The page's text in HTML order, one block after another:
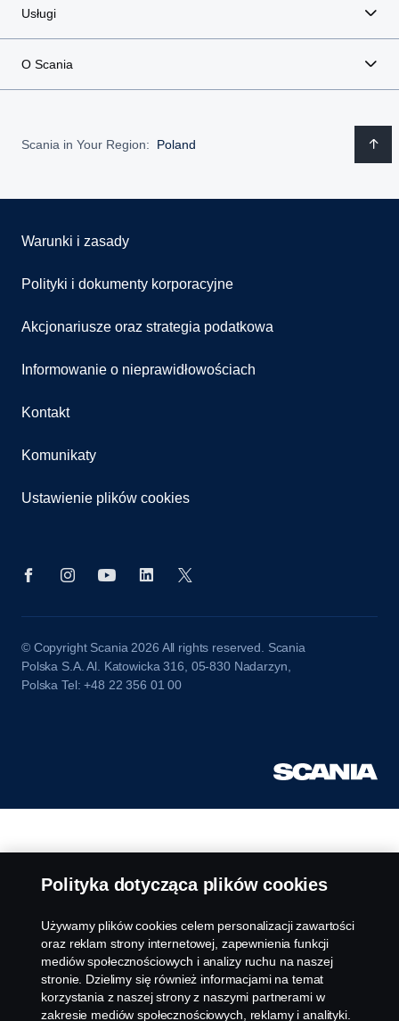
Usługi
O Scania
Scania in Your Region: Poland
Warunki i zasady
Polityki i dokumenty korporacyjne
Akcjonariusze oraz strategia podatkowa
Informowanie o nieprawidłowościach
Kontakt
Komunikaty
Ustawienie plików cookies
© Copyright Scania 2026 All rights reserved. Scania
Polska S.A. Al. Katowicka 316, 05-830 Nadarzyn,
Polska Tel: +48 22 356 01 00
Polityka dotycząca plików cookies
Używamy plików cookies celem personalizacji zawartości
oraz reklam strony internetowej, zapewnienia funkcji
mediów społecznościowych i analizy ruchu na naszej
stronie. Dzielimy się również informacjami na temat
korzystania z naszej strony z naszymi partnerami w
zakresie mediów społecznościowych, reklamy i analityki.